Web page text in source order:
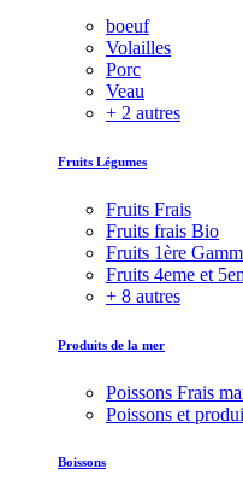
boeuf
Volailles
Porc
Veau
+ 2 autres
Fruits Légumes
Fruits Frais
Fruits frais Bio
Fruits 1ère
Fruits 4eme et
+ 8 autres
Produits de la mer
Poissons Frais
Poissons et
Boissons